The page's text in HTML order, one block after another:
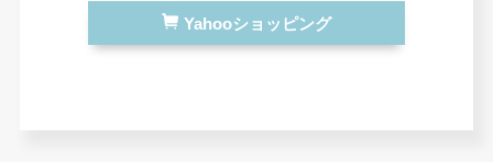
Yahooショッピング